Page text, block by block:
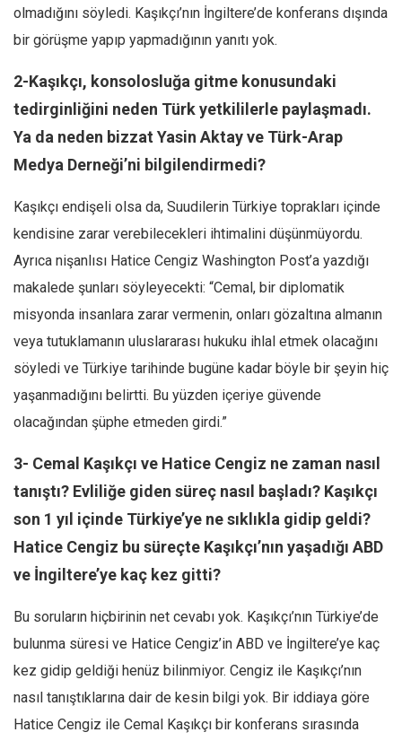
olmadığını söyledi. Kaşıkçı’nın İngiltere’de konferans dışında
bir görüşme yapıp yapmadığının yanıtı yok.
2-Kaşıkçı, konsolosluğa gitme konusundaki
tedirginliğini neden Türk yetkililerle paylaşmadı.
Ya da neden bizzat Yasin Aktay ve Türk-Arap
Medya Derneği’ni bilgilendirmedi?
Kaşıkçı endişeli olsa da, Suudilerin Türkiye toprakları içinde
kendisine zarar verebilecekleri ihtimalini düşünmüyordu.
Ayrıca nişanlısı Hatice Cengiz Washington Post’a yazdığı
makalede şunları söyleyecekti: “Cemal, bir diplomatik
misyonda insanlara zarar vermenin, onları gözaltına almanın
veya tutuklamanın uluslararası hukuku ihlal etmek olacağını
söyledi ve Türkiye tarihinde bugüne kadar böyle bir şeyin hiç
yaşanmadığını belirtti. Bu yüzden içeriye güvende
olacağından şüphe etmeden girdi.”
3- Cemal Kaşıkçı ve Hatice Cengiz ne zaman nasıl
tanıştı? Evliliğe giden süreç nasıl başladı? Kaşıkçı
son 1 yıl içinde Türkiye’ye ne sıklıkla gidip geldi?
Hatice Cengiz bu süreçte Kaşıkçı’nın yaşadığı ABD
ve İngiltere’ye kaç kez gitti?
Bu soruların hiçbirinin net cevabı yok. Kaşıkçı’nın Türkiye’de
bulunma süresi ve Hatice Cengiz’in ABD ve İngiltere’ye kaç
kez gidip geldiği henüz bilinmiyor. Cengiz ile Kaşıkçı’nın
nasıl tanıştıklarına dair de kesin bilgi yok. Bir iddiaya göre
Hatice Cengiz ile Cemal Kaşıkçı bir konferans sırasında